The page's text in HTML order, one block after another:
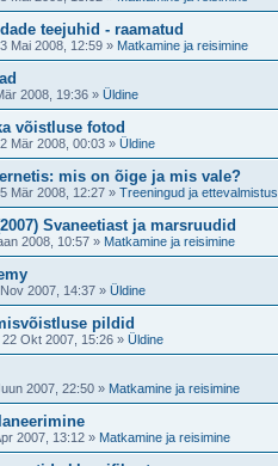
teejuhid - raamatud
Mai 2008, 12:59 » Matkamine ja reisimine
2008, 19:36 » Üldine
võistluse fotod
Mär 2008, 00:03 » Üldine
mis on õige ja mis vale?
Mär 2008, 12:27 » Treeningud ja ettevalmistus
Svaneetiast ja marsruudid
2008, 10:57 » Matkamine ja reisimine
2007, 14:37 » Üldine
pildid
22 Okt 2007, 15:26 » Üldine
2007, 22:50 » Matkamine ja reisimine
2007, 13:12 » Matkamine ja reisimine